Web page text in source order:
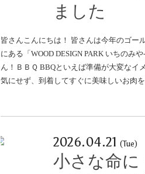
ました
皆さんこんにちは！ 皆さんは今年のゴー
にある「WOOD DESIGN PARK いちのみ
ん！ＢＢＱ BBQといえば準備が大変なイ
気にせず、到着してすぐに美味しいお肉
2026.04.21 (Tue)
小さな命に